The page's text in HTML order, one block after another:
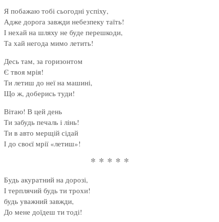
Я побажаю тобі сьогодні успіху,
Адже дорога завжди небезпеку таїть!
І нехай на шляху не буде перешкоди,
Та хай негода мимо летить!
Десь там, за горизонтом
Є твоя мрія!
Ти летиш до неї на машині,
Що ж, доберись туди!
Вітаю! В цей день
Ти забудь печаль і лінь!
Ти в авто мерщій сідай
І до своєї мрії «летиш»!
* * * * *
Будь акуратний на дорозі,
І терплячий будь ти трохи!
будь уважний завжди,
До мене доїдеш ти тоді!